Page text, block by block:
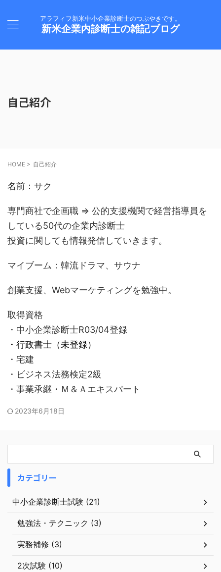
アラフィフ新米中小企業診断士のつぶやきです。
新米企業内診断士の雑記ブログ
自己紹介
HOME > 自己紹介
名前：サク
専門商社で企画職 ⇒ 公的支援機関で経営指導員を
している50代の企業内診断士
投資に関しても情報発信していきます。
マイブーム：韓流ドラマ、サウナ
創業支援、Webマーケティングを勉強中。
取得資格
・中小企業診断士R03/04登録
・行政書士（未登録）
・宅建
・ビジネス法務検定2級
・事業承継・Ｍ＆Ａエキスパート
2023年6月18日
カテゴリー
中小企業診断士試験 (21)
勉強法・テクニック (3)
実務補修 (3)
2次試験 (10)